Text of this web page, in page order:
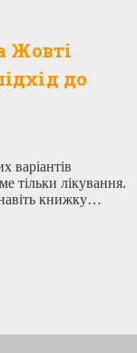
Жовті
до
варіантів
тільки лікування.
книжку…